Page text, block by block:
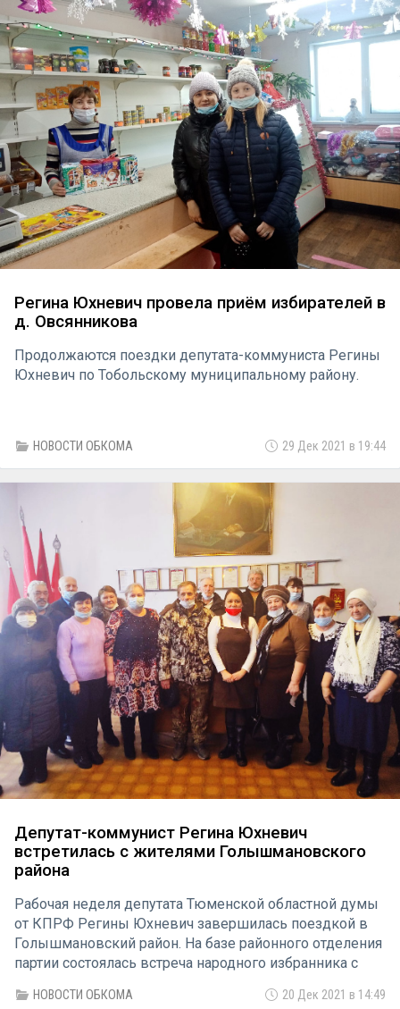
Регина Юхневич провела приём избирателей в
д. Овсянникова
Продолжаются поездки депутата-коммуниста Регины
Юхневич по Тобольскому муниципальному району.
НОВОСТИ ОБКОМА 29 Дек 2021 в 19:44
Депутат-коммунист Регина Юхневич
встретилась с жителями Голышмановского
района
Рабочая неделя депутата Тюменской областной думы
от КПРФ Регины Юхневич завершилась поездкой в
Голышмановский район. На базе районного отделения
партии состоялась встреча народного избранника с
НОВОСТИ ОБКОМА 20 Дек 2021 в 14:49